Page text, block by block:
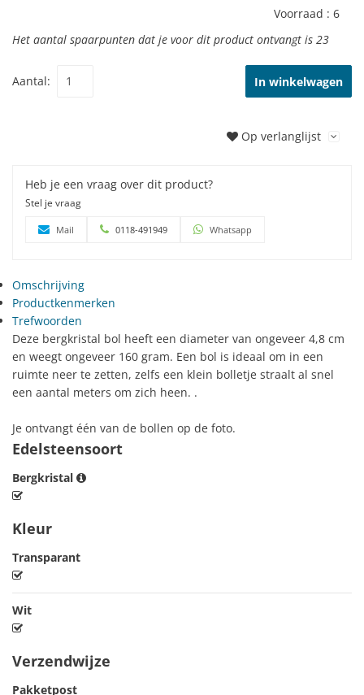
Voorraad : 6
Het aantal spaarpunten dat je voor dit product ontvangt is 23
Aantal: In winkelwagen
Op verlanglijst
Heb je een vraag over dit product?
Stel je vraag
Mail 0118-491949 Whatsapp
Omschrijving
Productkenmerken
Trefwoorden
Deze bergkristal bol heeft een diameter van ongeveer 4,8 cm
en weegt ongeveer 160 gram. Een bol is ideaal om in een
ruimte neer te zetten, zelfs een klein bolletje straalt al snel
een aantal meters om zich heen. .
Je ontvangt één van de bollen op de foto.
Edelsteensoort
Bergkristal
Kleur
Transparant
Wit
Verzendwijze
Pakketpost